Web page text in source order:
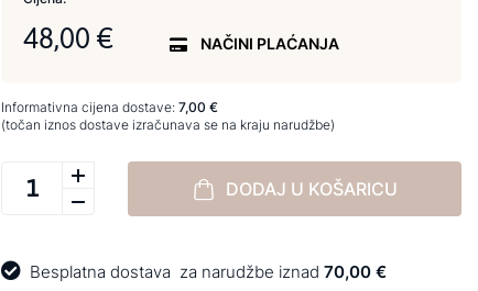
48,00 € NAČINI PLAĆANJA
Informativna cijena dostave: 7,00 €
(točan iznos dostave izračunava se na kraju narudžbe)
DODAJ U KOŠARICU
Besplatna dostava za narudžbe iznad 70,00 €